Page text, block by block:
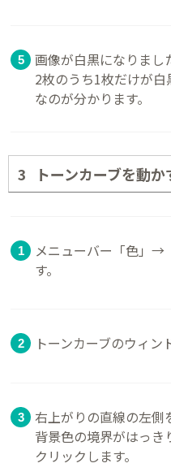
画像が白黒になりまし
2枚のうち1枚だけが
なのが分かります。
トーンカーブを動か
メニューバー「色」→
す。
トーンカーブのウィン
右上がりの直線の左側
背景色の境界がはっき
クリックします。